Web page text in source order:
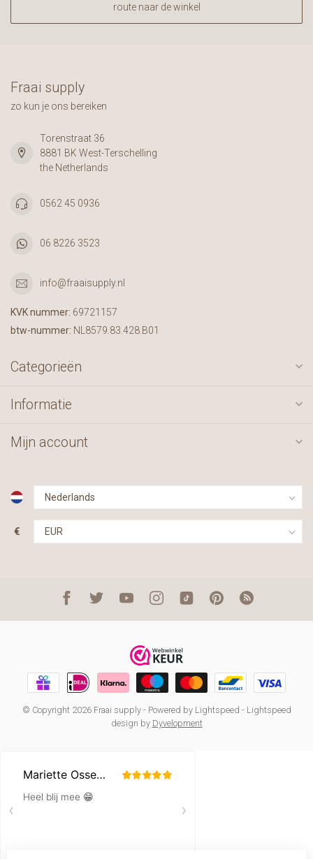
route naar de winkel
Fraai supply
zo kun je ons bereiken
Torenstraat 36
8881 BK West-Terschelling
the Netherlands
0562 45 0936
06 8226 3523
info@fraaisupply.nl
KVK nummer: 69721157
btw-nummer: NL8579.83.428.B01
Categorieën
Informatie
Mijn account
€
© Copyright 2026 Fraai supply- Powered by Lightspeed - Lightspeed
design by Dyvelopment